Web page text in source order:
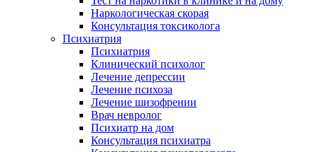
Наркологическая скорая
Консультация токсиколога
Психиатрия
Психиатрия
Клинический психолог
Лечение депрессии
Лечение психоза
Лечение шизофрении
Врач невролог
Психиатр на дом
Консультация психиатра